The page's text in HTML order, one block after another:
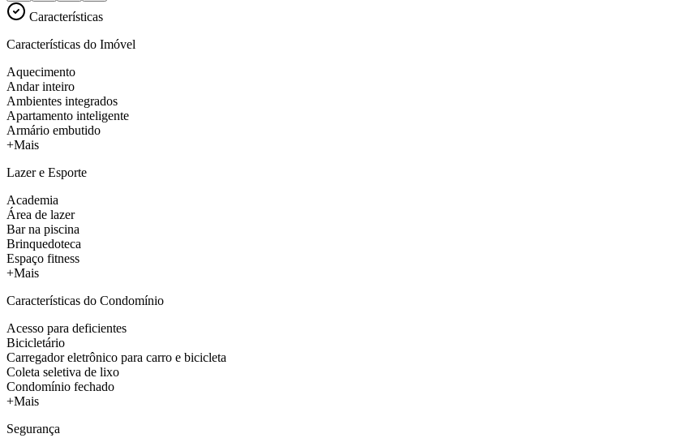
Características
Características do Imóvel
Aquecimento
Andar inteiro
Ambientes integrados
Apartamento inteligente
Armário embutido
+Mais
Lazer e Esporte
Academia
Área de lazer
Bar na piscina
Brinquedoteca
Espaço fitness
+Mais
Características do Condomínio
Acesso para deficientes
Bicicletário
Carregador eletrônico para carro e bicicleta
Coleta seletiva de lixo
Condomínio fechado
+Mais
Segurança